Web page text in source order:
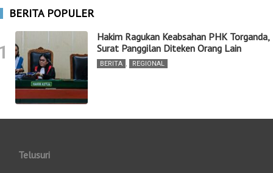
BERITA POPULER
Hakim Ragukan Keabsahan PHK Torganda,
Surat Panggilan Diteken Orang Lain
BERITA , REGIONAL
Telusuri